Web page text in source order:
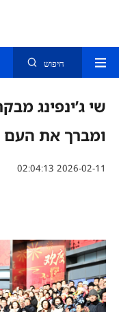
חיפוש
שי ג’ינפינג
ומברך את העם
02:04:13 2026-02-11